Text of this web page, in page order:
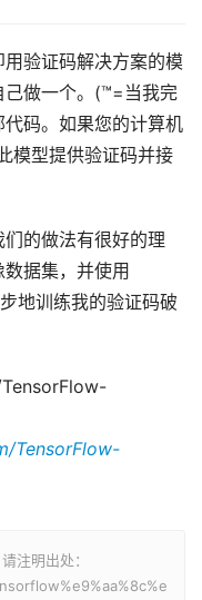
验证码解决方案的模
己做一个。(™=当我完
码。如果您的计算机
模型提供验证码并接
的做法有很好的理
据集，并使用
地训练我的验证码破
TensorFlow-
注明出处：